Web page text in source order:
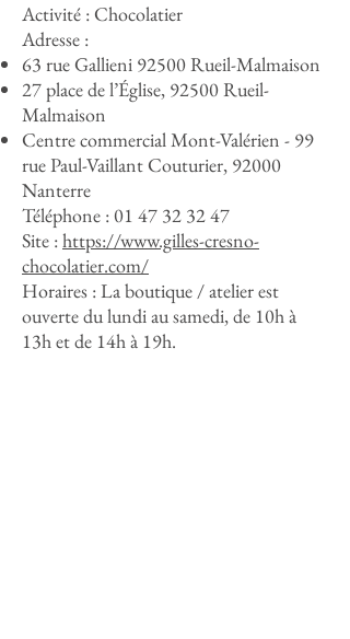
Activité : Chocolatier
Adresse :
63 rue Gallieni 92500Rueil-Malmaison
27 place de l’Église, 92500 Rueil-
Malmaison
Centre commercial Mont-Valérien - 99
rue Paul-Vaillant Couturier, 92000
Nanterre
Téléphone :01 47 32 32 47
Site :https://www.gilles-cresno-
chocolatier.com/
Horaires : La boutique / atelier est
ouverte du lundi au samedi, de 10h à
13h et de 14h à 19h.